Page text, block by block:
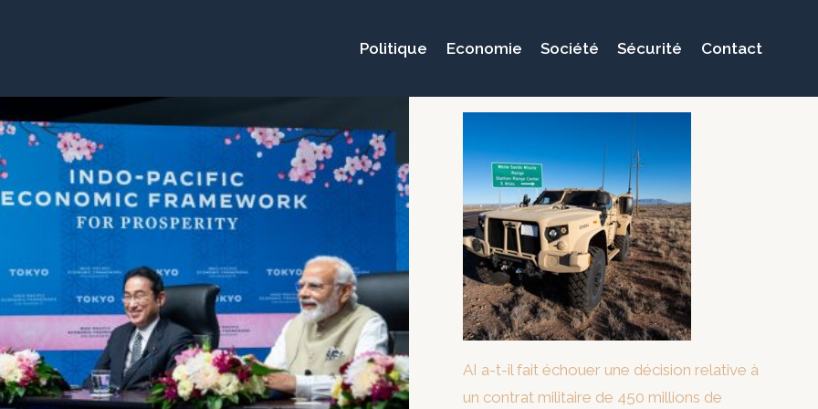
Politique Economie Société Sécurité Contact
AI a-t-il fait échouer une décision relative à
un contrat militaire de 450 millions de